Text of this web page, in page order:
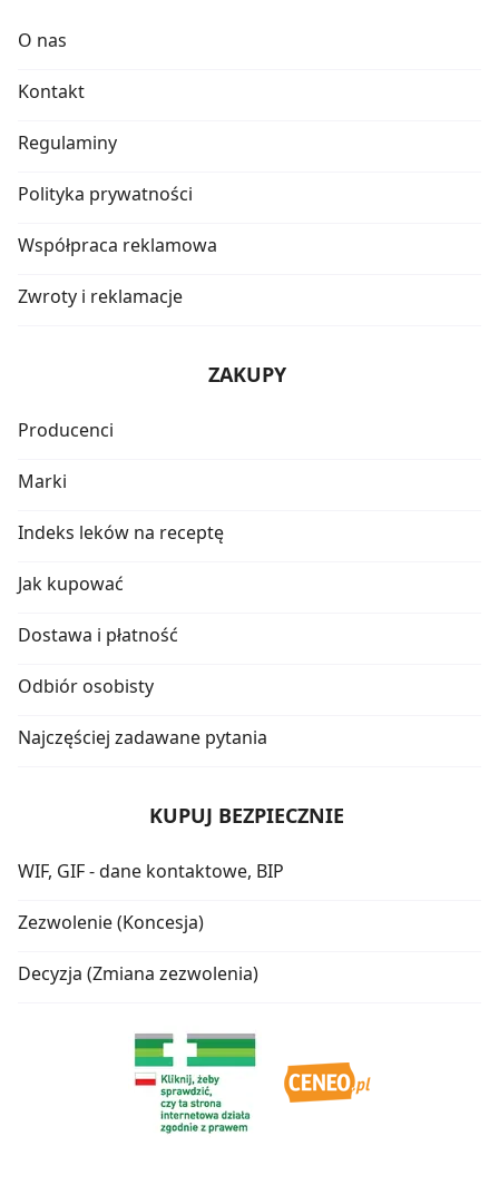
O nas
Kontakt
Regulaminy
Polityka prywatności
Współpraca reklamowa
Zwroty i reklamacje
ZAKUPY
Producenci
Marki
Indeks leków na receptę
Jak kupować
Dostawa i płatność
Odbiór osobisty
Najczęściej zadawane pytania
KUPUJ BEZPIECZNIE
WIF, GIF - dane kontaktowe, BIP
Zezwolenie (Koncesja)
Decyzja (Zmiana zezwolenia)